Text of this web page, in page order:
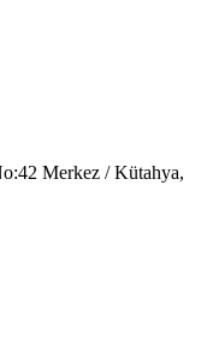
Merkez / Kütahya,